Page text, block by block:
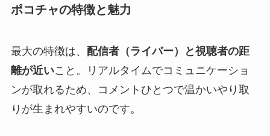
ポコチャの特徴と魅力
最大の特徴は、 配信者（ライバー）と視聴者の距
離が近いこと。リアルタイムでコミュニケーショ
ンが取れるため、コメントひとつで温かいやり取
りが生まれやすいのです。